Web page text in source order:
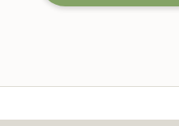
葬祭の会員募集に関する業務